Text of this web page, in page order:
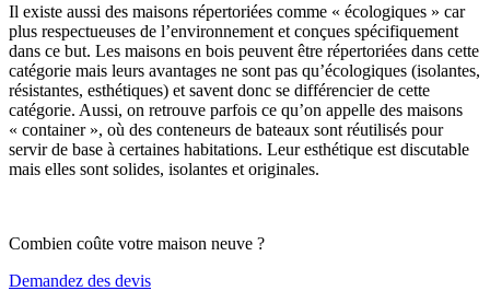
Il existe aussi des maisons répertoriées comme « écologiques » car
plus respectueuses de l’environnement et conçues spécifiquement
dans ce but. Les maisons en bois peuvent être répertoriées dans cette
catégorie mais leurs avantages ne sont pas qu’écologiques (isolantes,
résistantes, esthétiques) et savent donc se différencier de cette
catégorie. Aussi, on retrouve parfois ce qu’on appelle des maisons
« container », où des conteneurs de bateaux sont réutilisés pour
servir de base à certaines habitations. Leur esthétique est discutable
mais elles sont solides, isolantes et originales.
Combien coûte votre maison neuve ?
Demandez des devis